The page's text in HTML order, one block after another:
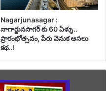
Nagarjunasagar :
నాగార్జునసాగర్ కు 60 ఏళ్ళు..
ప్రారంభోత్సవం, పేరు వెనుక అసలు
కథ..!